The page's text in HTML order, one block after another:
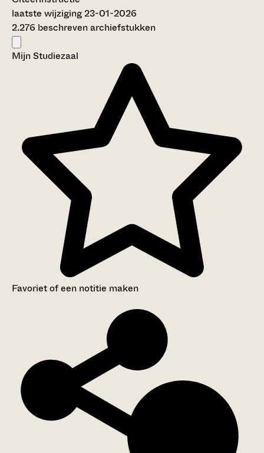
laatste wijziging 23-01-2026
2.276 beschreven archiefstukken
Mijn Studiezaal
Favoriet of een notitie maken